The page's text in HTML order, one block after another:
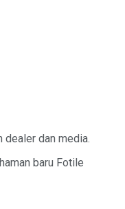
dealer dan media.
baru Fotile